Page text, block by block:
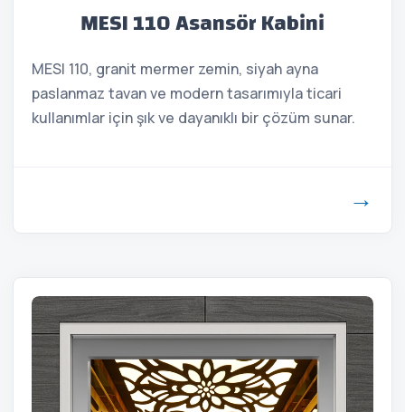
MESI 110 Asansör Kabini
MESI 110, granit mermer zemin, siyah ayna
paslanmaz tavan ve modern tasarımıyla ticari
kullanımlar için şık ve dayanıklı bir çözüm sunar.
→